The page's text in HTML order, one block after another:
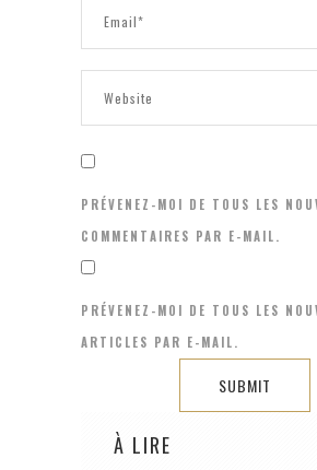
PRÉVENEZ-MOI DE TOUS LES
COMMENTAIRES PAR E-MAIL.
PRÉVENEZ-MOI DE TOUS LES
ARTICLES PAR E-MAIL.
À LIRE